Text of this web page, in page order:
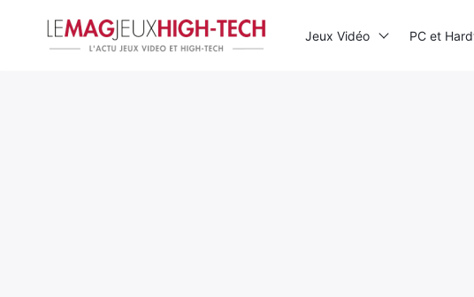
Jeux Vidéo PC et